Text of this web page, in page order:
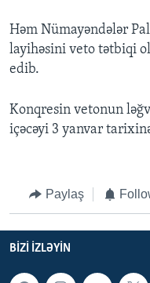
Həm Nümayəndələr
layihəsini veto tətbiqi
edib.
Konqresin vetonun
içəcəyi 3 yanvar
Paylaş
BIZI IZLƏYIN